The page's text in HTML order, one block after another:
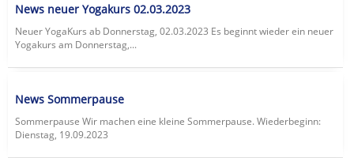
News neuer Yogakurs 02.03.2023
Neuer YogaKurs ab Donnerstag, 02.03.2023 Es beginnt wieder ein neuer
Yogakurs am Donnerstag,...
News Sommerpause
Sommerpause Wir machen eine kleine Sommerpause. Wiederbeginn:
Dienstag, 19.09.2023